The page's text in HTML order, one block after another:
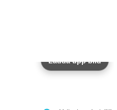
Ladda upp bild